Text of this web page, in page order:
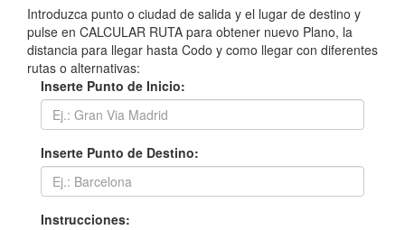
Introduzca punto o ciudad de salida y el lugar de destino y
pulse en CALCULAR RUTA para obtener nuevo Plano, la
distancia para llegar hasta Codo y como llegar con diferentes
rutas o alternativas:
Inserte Punto de Inicio:
Inserte Punto de Destino:
Instrucciones: